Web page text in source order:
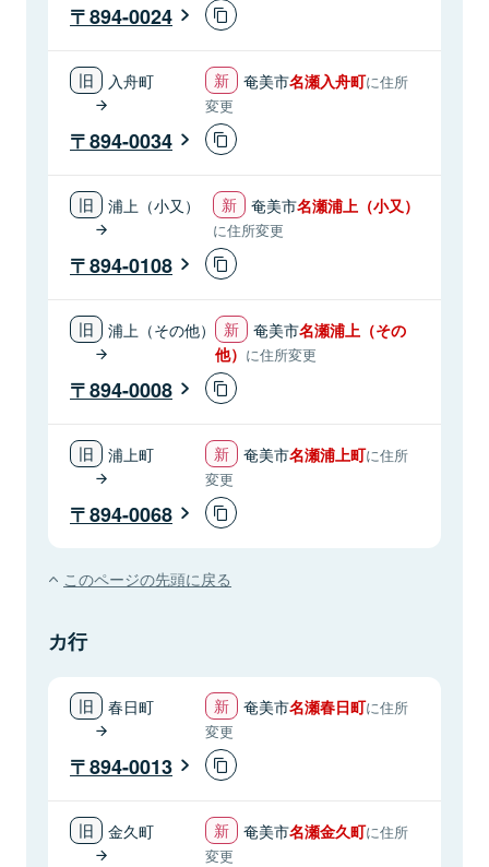
894-0024
入舟町 奄美市名瀬入舟町に住所
変更
894-0034
浦上（小又） 奄美市名瀬浦上（小又）
に住所変更
894-0108
浦上（その他） 奄美市名瀬浦上（その
他） に住所変更
894-0008
浦上町 奄美市名瀬浦上町に住所
変更
894-0068
このページの先頭に戻る
カ行
春日町 奄美市名瀬春日町に住所
変更
894-0013
金久町 奄美市名瀬金久町に住所
変更